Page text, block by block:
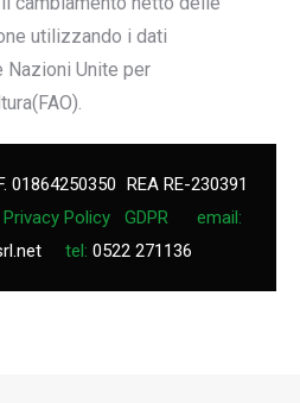
utilizzando i dati
Nazioni Unite per
01864250350 REA RE-230391
Privacy Policy GDPR
email:
tel: 0522 271136